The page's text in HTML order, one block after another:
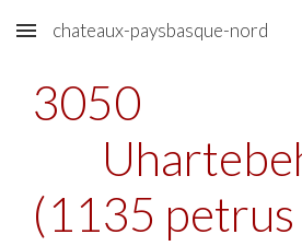
Skip to main content
chateaux-paysbasque-nord
3050
(1135 petrus